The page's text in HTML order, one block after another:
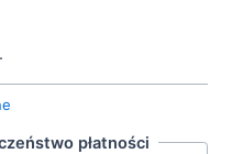
.
płatności